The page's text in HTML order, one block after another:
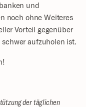
und
noch ohne Weiteres
Vorteil gegenüber
aufzuholen ist.
der täglichen